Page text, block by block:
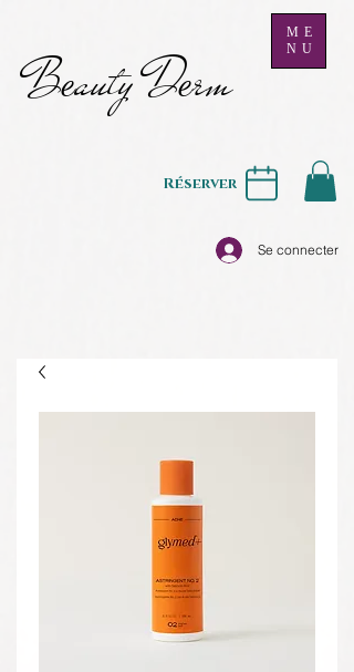
Beauty Derm
ME
NU
Se connecter
Réserver